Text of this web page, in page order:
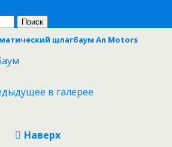
шлагбаум An Motors
в галерее
Наверх